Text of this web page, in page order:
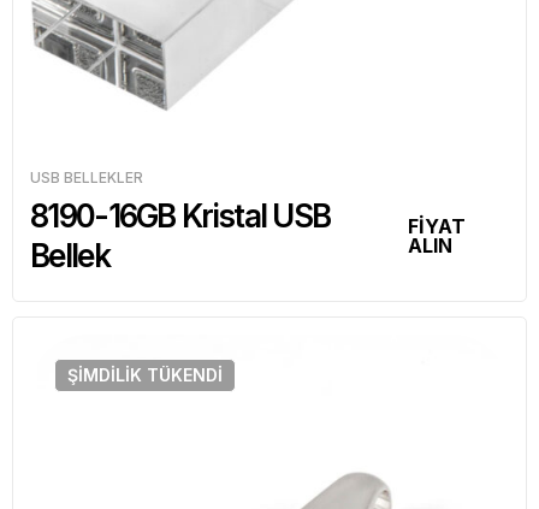
USB BELLEKLER
8190-16GB Kristal USB
Bellek
FİYAT
ALIN
ŞIMDILIK TÜKENDI